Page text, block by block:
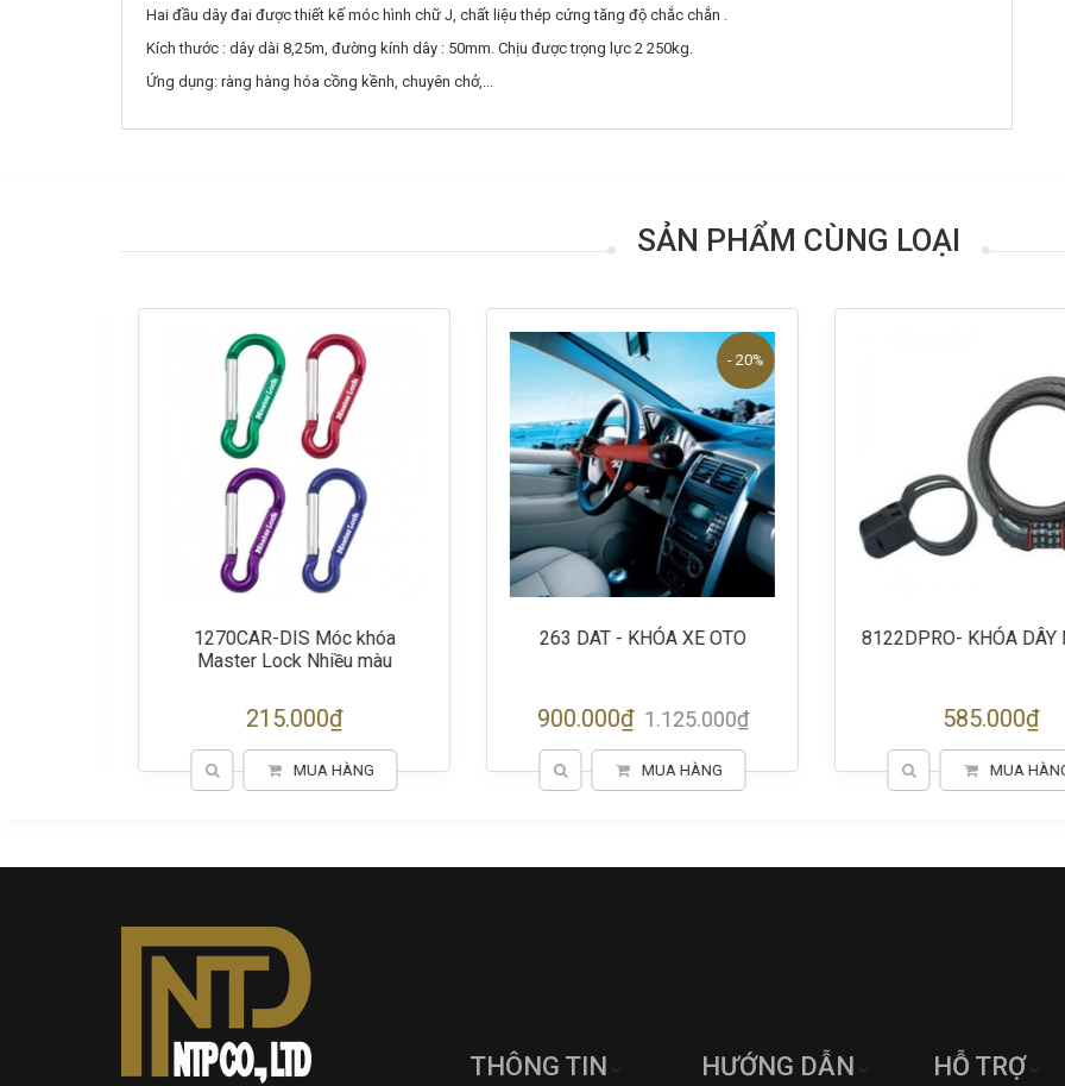
Hai đầu dây đai được thiết kế móc hình chữ J, chất liệu thép cứng tăng độ chắc chắn .
Kích thước : dây dài 8,25m, đường kính dây : 50mm. Chịu được trọng lực 2 250kg.
Ứng dụng: ràng hàng hóa cồng kềnh, chuyên chở,...
SẢN PHẨM CÙNG LOẠI
1270CAR-DIS Móc khóa
Master Lock Nhiều màu
215.000₫
MUA HÀNG
- 20%
263 DAT - KHÓA XE OTO
900.000₫ 1.125.000₫
MUA HÀNG
8122DPRO- KHÓA DÂY
585.000₫
MUA HÀNG
THÔNG TIN HƯỚNG DẪN HỖ TRỢ